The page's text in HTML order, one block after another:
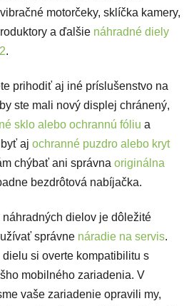
motorčeky, sklíčka kamery,
a ďalšie náhradné diely
.
prihodiť aj iné príslušenstvo na
ste mali nový displej chránený,
sklo alebo ochrannú fóliu a
aj ochranné puzdro alebo kryt
chýbať ani správna originálna
bezdrôtová nabíjačka.
dielov je dôležité
správne náradie na servis.
si overte kompatibilitu s
mobilného zariadenia. V
vaše zariadenie opravili my,